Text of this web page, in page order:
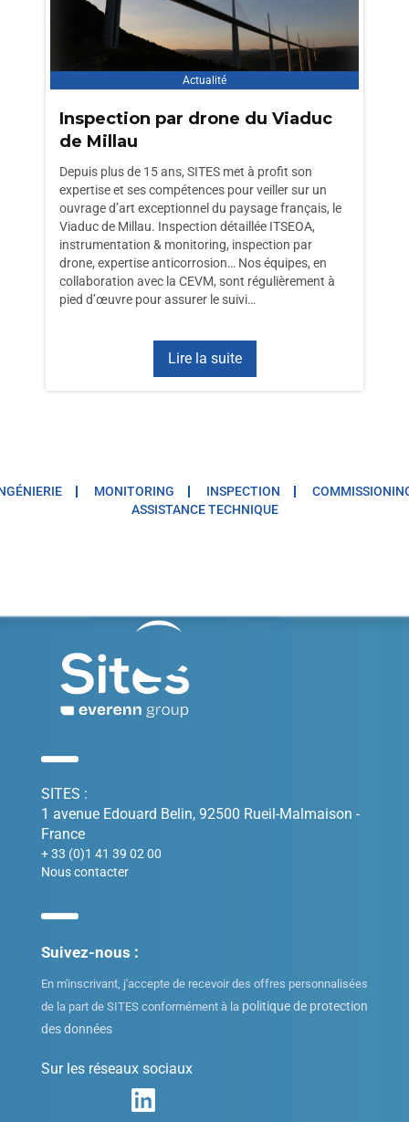
Actualité
Inspection par drone du Viaduc
de Millau
Depuis plus de 15 ans, SITES met à profit son
expertise et ses compétences pour veiller sur un
ouvrage d’art exceptionnel du paysage français, le
Viaduc de Millau. Inspection détaillée ITSEOA,
instrumentation & monitoring, inspection par
drone, expertise anticorrosion… Nos équipes, en
collaboration avec la CEVM, sont régulièrement à
pied d’œuvre pour assurer le suivi…
Lire la suite
MONITORING INSPECTION
ASSISTANCE TECHNIQUE
SITES :
1 avenue Edouard Belin, 92500 Rueil-Malmaison -
France
+ 33 (0)1 41 39 02 00
Nous contacter
Suivez-nous :
En m'inscrivant, j'accepte de recevoir des offres personnalisées
de la part de SITES conformément à la politique de protection
des données
Sur les réseaux sociaux